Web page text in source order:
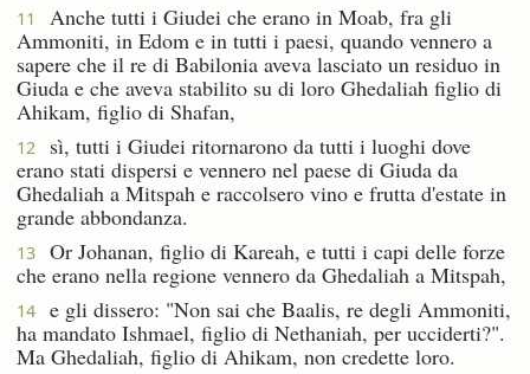
11
Anche tutti i Giudei che erano in Moab, fra gli
Ammoniti, in Edom e in tutti i paesi, quando vennero a
sapere che il re di Babilonia aveva lasciato un residuo in
Giuda e che aveva stabilito su di loro Ghedaliah figlio di
Ahikam, figlio di Shafan,
12
sì, tutti i Giudei ritornarono da tutti i luoghi dove
erano stati dispersi e vennero nel paese di Giuda da
Ghedaliah a Mitspah e raccolsero vino e frutta d'estate in
grande abbondanza.
13
Or Johanan, figlio di Kareah, e tutti i capi delle forze
che erano nella regione vennero da Ghedaliah a Mitspah,
14
e gli dissero: "Non sai che Baalis, re degli Ammoniti,
ha mandato Ishmael, figlio di Nethaniah, per ucciderti?".
Ma Ghedaliah, figlio di Ahikam, non credette loro.